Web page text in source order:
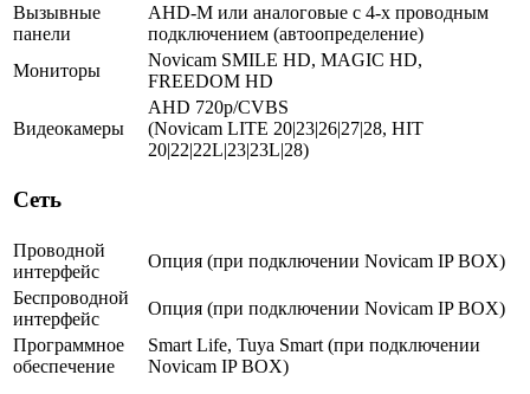
Вызывные
панели
AHD-M или аналоговые с 4-х проводным
подключением (автоопределение)
Мониторы
Novicam SMILE HD, MAGIC HD,
FREEDOM HD
Видеокамеры
AHD 720p/CVBS
(Novicam LITE 20|23|26|27|28, HIT
20|22|22L|23|23L|28)
Сеть
Проводной
интерфейс
Опция (при подключении Novicam IP BOX)
Беспроводной
интерфейс
Опция (при подключении Novicam IP BOX)
Программное
обеспечение
Smart Life, Tuya Smart (при подключении
Novicam IP BOX)